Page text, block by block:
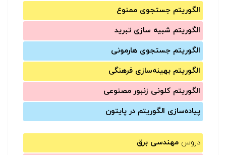
الگوریتم جستجوی ممنوع
الگوریتم شبیه سازی تبرید
الگوریتم جستجوی هارمونی
الگوریتم بهینه‌سازی فرهنگی
الگوریتم کلونی زنبور مصنوعی
پیاده‌سازی الگوریتم در پایتون
دروس مهندسی برق